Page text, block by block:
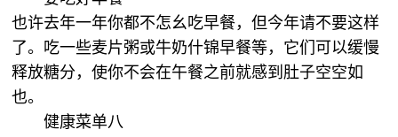
也许去年一年你都不怎幺吃早餐，但今年请不要这样
了。吃一些麦片粥或牛奶什锦早餐等，它们可以缓慢
释放糖分，使你不会在午餐之前就感到肚子空空如
也。
健康菜单八